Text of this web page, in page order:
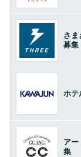
さま
募集
ホテ
アー
集